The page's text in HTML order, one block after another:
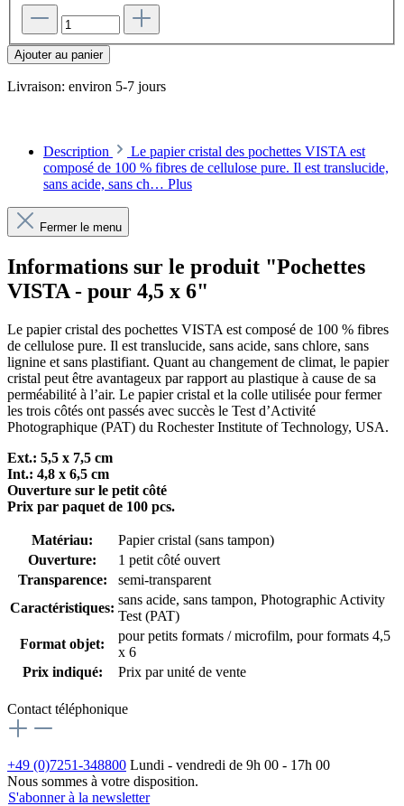
Ajouter au panier
Livraison: environ 5-7 jours
Description
Le papier cristal des pochettes VISTA est
composé de 100 % fibres de cellulose pure. Il est translucide,
sans acide, sans ch… Plus
Fermer le menu
Informations sur le produit "Pochettes
VISTA - pour 4,5 x 6"
Le papier cristal des pochettes VISTA est composé de 100 % fibres
de cellulose pure. Il est translucide, sans acide, sans chlore, sans
lignine et sans plastifiant. Quant au changement de climat, le papier
cristal peut être avantageux par rapport au plastique à cause de sa
perméabilité à l’air. Le papier cristal et la colle utilisée pour fermer
les trois côtés ont passés avec succès le Test d’Activité
Photographique (PAT) du Rochester Institute of Technology, USA.
Ext.: 5,5 x 7,5 cm
Int.: 4,8 x 6,5 cm
Ouverture sur le petit côté
Prix par paquet de 100 pcs.
Matériau:
Papier cristal (sans tampon)
Ouverture:
1 petit côté ouvert
Transparence:
semi-transparent
Caractéristiques:
sans acide, sans tampon, Photographic Activity
Test (PAT)
Format objet:
pour petits formats / microfilm, pour formats 4,5
x 6
Prix indiqué:
Prix par unité de vente
Contact téléphonique
+49 (0)7251-348800 Lundi - vendredi de 9h 00 - 17h 00
Nous sommes à votre disposition.
S'abonner à la newsletter